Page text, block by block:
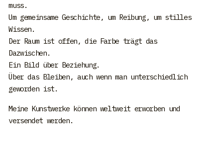
muss.
Um gemeinsame Geschichte, um Reibung, um stilles
Wissen.
Der Raum ist offen, die Farbe trägt das
Dazwischen.
Ein Bild über Beziehung.
Über das Bleiben, auch wenn man unterschiedlich
geworden ist.
Meine Kunstwerke können weltweit erworben und
versendet werden.